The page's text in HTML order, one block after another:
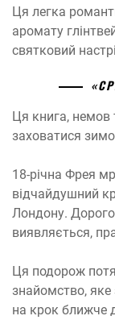
Ця легка
аромату
святковий
Ця книга, немов
заховатися
18-річна Фрея
відчайдушний
Лондону.
виявляється,
Ця подорож
знайомство, яке
на крок ближче